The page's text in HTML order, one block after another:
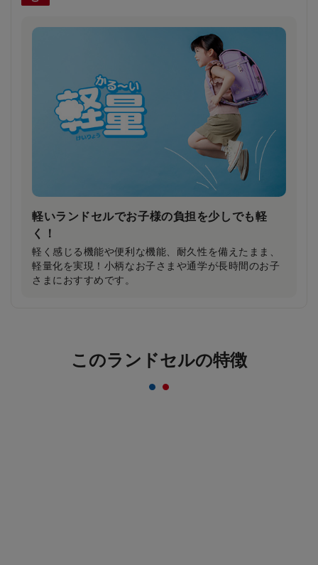
雨の日や薄暗い夕方でもドライバーの注意を引
き安全・安心
雨で視界が悪い日や夕暮れ時に、ランドセルのふちが
ピカッと光り、ドライバーの注意を引きます。
ピカッは素材の上に特殊加工を施すことにより、素材
軽いランドセルでお子様の負担を少しでも軽
く！
軽く感じる機能や便利な機能、耐久性を備えたまま、
軽量化を実現！小柄なお子さまや通学が長時間のお子
さまにおすすめです。
このランドセルの特徴